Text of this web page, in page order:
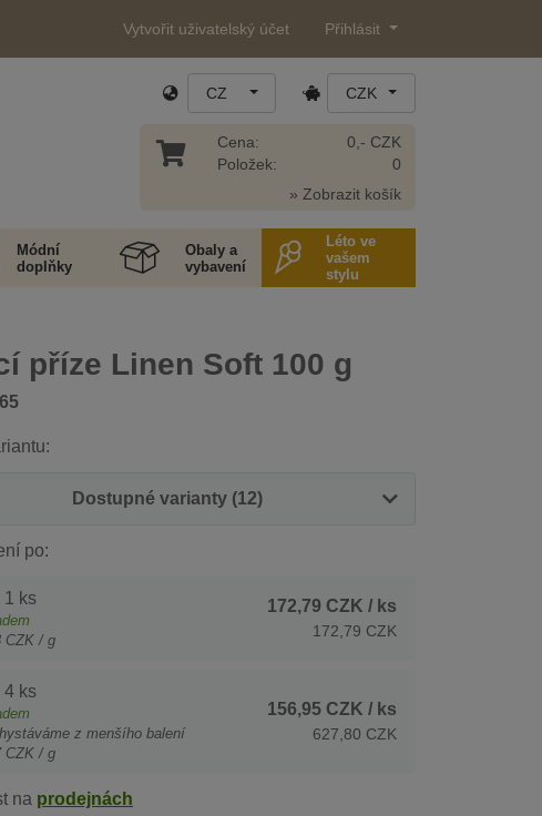
Vytvořit uživatelský účet Přihlásit
CZ CZK
Cena:
Položek:
0,- CZK
0
» Zobrazit košík
Módní
doplňky
Obaly a
vybavení
Léto ve
vašem
stylu
příze Linen Soft 100 g
Dostupné varianty (12)
po:
1 ks
CZK / g
172,79 CZK / ks
172,79 CZK
4 ks
z menšího balení
CZK / g
156,95 CZK / ks
627,80 CZK
na prodejnách